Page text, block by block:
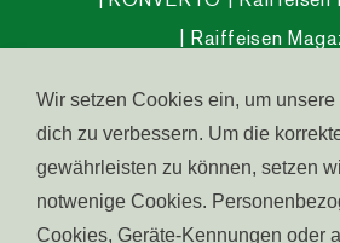
Raiffeisen
Raiffeisen
Wohnen in Südtirol
Wir setzen Cookies ein, um
dich zu verbessern. Um die
gewährleisten zu können, setzen
notwenige Cookies.
Cookies, Geräte-Kennungen oder